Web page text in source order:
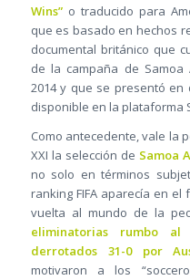
Wins”o traducido para
que es basado en hechos
documental británico que
de la campaña de Samoa
2014 y que se presentó en
disponible en la plataforma
Como antecedente, vale la
XXI la selección de Samoa
no solo en términos
ranking FIFA aparecía en
vuelta al mundo de la
eliminatorias rumbo
derrotados 31-0 por
motivaron a los